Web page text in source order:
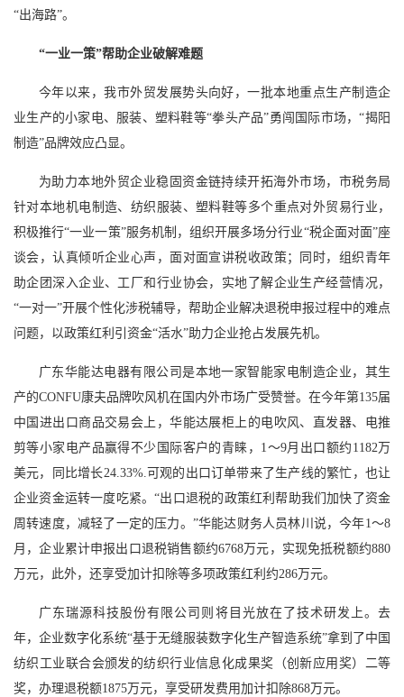
“出海路”。
“一业一策”帮助企业破解难题
今年以来，我市外贸发展势头向好，一批本地重点生产制造企
业生产的小家电、服装、塑料鞋等“拳头产品”勇闯国际市场，“揭阳
制造”品牌效应凸显。
为助力本地外贸企业稳固资金链持续开拓海外市场，市税务局
针对本地机电制造、纺织服装、塑料鞋等多个重点对外贸易行业，
积极推行“一业一策”服务机制，组织开展多场分行业“税企面对面”座
谈会，认真倾听企业心声，面对面宣讲税收政策；同时，组织青年
助企团深入企业、工厂和行业协会，实地了解企业生产经营情况，
“一对一”开展个性化涉税辅导，帮助企业解决退税申报过程中的难点
问题，以政策红利引资金“活水”助力企业抢占发展先机。
广东华能达电器有限公司是本地一家智能家电制造企业，其生
产的CONFU康夫品牌吹风机在国内外市场广受赞誉。在今年第135届
中国进出口商品交易会上，华能达展柜上的电吹风、直发器、电推
剪等小家电产品赢得不少国际客户的青睐，1～9月出口额约1182万
美元，同比增长24.33%.可观的出口订单带来了生产线的繁忙，也让
企业资金运转一度吃紧。“出口退税的政策红利帮助我们加快了资金
周转速度，减轻了一定的压力。”华能达财务人员林川说，今年1～8
月，企业累计申报出口退税销售额约6768万元，实现免抵税额约880
万元，此外，还享受加计扣除等多项政策红利约286万元。
广东瑞源科技股份有限公司则将目光放在了技术研发上。去
年，企业数字化系统“基于无缝服装数字化生产智造系统”拿到了中国
纺织工业联合会颁发的纺织行业信息化成果奖（创新应用奖）二等
奖，办理退税额1875万元，享受研发费用加计扣除868万元。